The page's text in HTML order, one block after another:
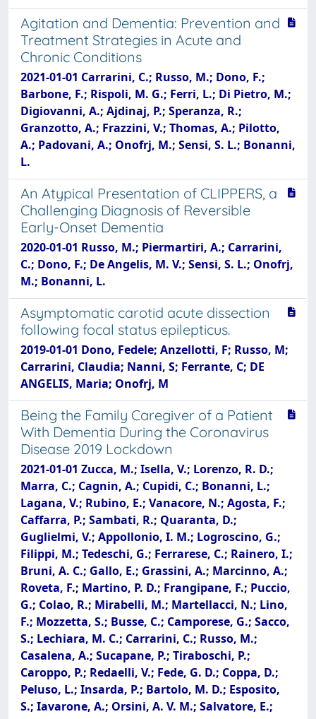
Agitation and Dementia: Prevention and
Treatment Strategies in Acute and
Chronic Conditions
2021-01-01 Carrarini, C.; Russo, M.; Dono, F.;
Barbone, F.; Rispoli, M. G.; Ferri, L.; Di Pietro, M.;
Digiovanni, A.; Ajdinaj, P.; Speranza, R.;
Granzotto, A.; Frazzini, V.; Thomas, A.; Pilotto,
A.; Padovani, A.; Onofrj, M.; Sensi, S. L.; Bonanni,
L.
An Atypical Presentation of CLIPPERS, a
Challenging Diagnosis of Reversible
Early-Onset Dementia
2020-01-01 Russo, M.; Piermartiri, A.; Carrarini,
C.; Dono, F.; De Angelis, M. V.; Sensi, S. L.; Onofrj,
M.; Bonanni, L.
Asymptomatic carotid acute dissection
following focal status epilepticus.
2019-01-01 Dono, Fedele; Anzellotti, F; Russo, M;
Carrarini, Claudia; Nanni, S; Ferrante, C; DE
ANGELIS, Maria; Onofrj, M
Being the Family Caregiver of a Patient
With Dementia During the Coronavirus
Disease 2019 Lockdown
2021-01-01 Zucca, M.; Isella, V.; Lorenzo, R. D.;
Marra, C.; Cagnin, A.; Cupidi, C.; Bonanni, L.;
Lagana, V.; Rubino, E.; Vanacore, N.; Agosta, F.;
Caffarra, P.; Sambati, R.; Quaranta, D.;
Guglielmi, V.; Appollonio, I. M.; Logroscino, G.;
Filippi, M.; Tedeschi, G.; Ferrarese, C.; Rainero, I.;
Bruni, A. C.; Gallo, E.; Grassini, A.; Marcinno, A.;
Roveta, F.; Martino, P. D.; Frangipane, F.; Puccio,
G.; Colao, R.; Mirabelli, M.; Martellacci, N.; Lino,
F.; Mozzetta, S.; Busse, C.; Camporese, G.; Sacco,
S.; Lechiara, M. C.; Carrarini, C.; Russo, M.;
Casalena, A.; Sucapane, P.; Tiraboschi, P.;
Caroppo, P.; Redaelli, V.; Fede, G. D.; Coppa, D.;
Peluso, L.; Insarda, P.; Bartolo, M. D.; Esposito,
S.; Iavarone, A.; Orsini, A. V. M.; Salvatore, E.;